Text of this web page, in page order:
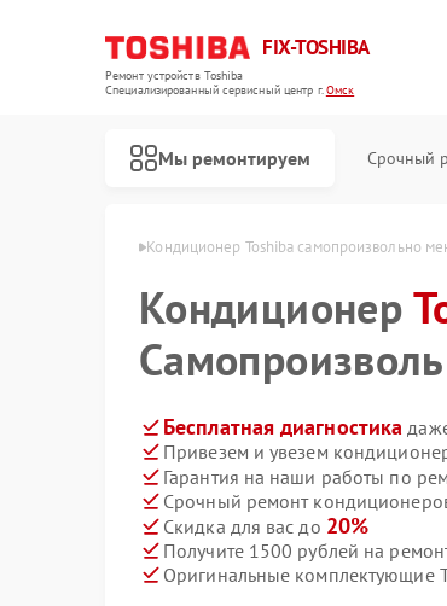
FIX-TOSHIBA
Ремонт устройств Toshiba
Специализированный cервисный центр г.Омск
Мы ремонтируем Срочный
Toshiba в Омске Кондиционер Toshiba самопроизвольно
Кондиционер
Бесплатная диагностика
Привезем и увезем
Гарантия на наши работы по
Срочный ремонт
Скидка для вас до 20%
Получите 1500 рублей на
Оригинальные комплектующие